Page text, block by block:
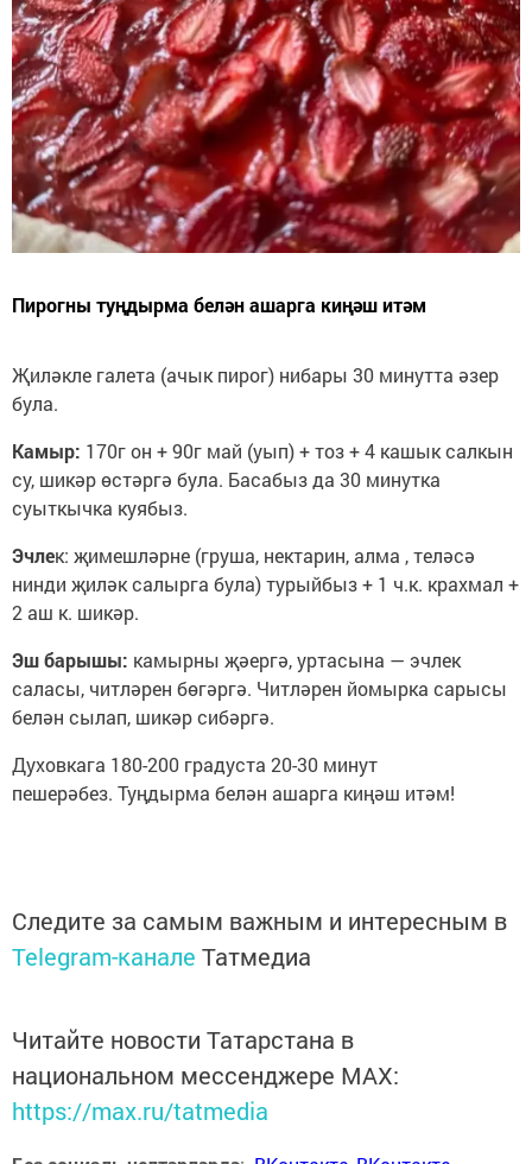
Пирогны туңдырма белән ашарга киңәш итәм
Җиләкле галета (ачык пирог) нибары 30 минутта әзер
була.
Камыр: 170г он + 90г май (уып) + тоз + 4 кашык салкын
су, шикәр өстәргә була. Басабыз да 30 минутка
суыткычка куябыз.
Эчлек: җимешләрне (груша, нектарин, алма , теләсә
нинди җиләк салырга була) турыйбыз + 1 ч.к. крахмал +
2 аш к. шикәр.
Эш барышы: камырны җәергә, уртасына — эчлек
саласы, читләрен бөгәргә. Читләрен йомырка сарысы
белән сылап, шикәр сибәргә.
Духовкага 180-200 градуста 20-30 минут
пешерәбез. Туңдырма белән ашарга киңәш итәм!
Следите за самым важным и интересным в
Telegram-канале Татмедиа
Читайте новости Татарстана в
национальном мессенджере MАХ:
https://max.ru/tatmedia